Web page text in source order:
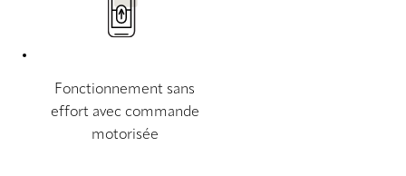
Fonctionnement sans
effort avec commande
motorisée